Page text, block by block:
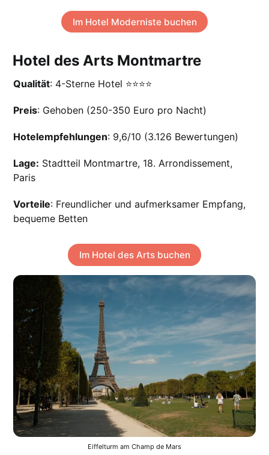
Im Hotel Moderniste buchen
Hotel des Arts Montmartre
Qualität: 4-Sterne Hotel ⭐️⭐️⭐️⭐️
Preis: Gehoben (250-350 Euro pro Nacht)
Hotelempfehlungen: 9,6/10 (3.126 Bewertungen)
Lage: Stadtteil Montmartre, 18. Arrondissement,
Paris
Vorteile: Freundlicher und aufmerksamer Empfang,
bequeme Betten
Im Hotel des Arts buchen
Eiffelturm am Champ de Mars